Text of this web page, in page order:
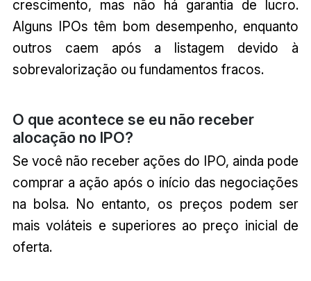
crescimento, mas não há garantia de lucro.
Alguns IPOs têm bom desempenho, enquanto
outros caem após a listagem devido à
sobrevalorização ou fundamentos fracos.
O que acontece se eu não receber
alocação no IPO?
Se você não receber ações do IPO, ainda pode
comprar a ação após o início das negociações
na bolsa. No entanto, os preços podem ser
mais voláteis e superiores ao preço inicial de
oferta.